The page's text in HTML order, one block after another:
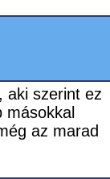
aki szerint ez
az marad